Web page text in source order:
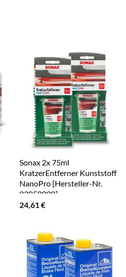
Sonax 2x 75ml
KratzerEntferner Kunststoff
NanoPro [Hersteller-Nr.
03050000]
24,61€